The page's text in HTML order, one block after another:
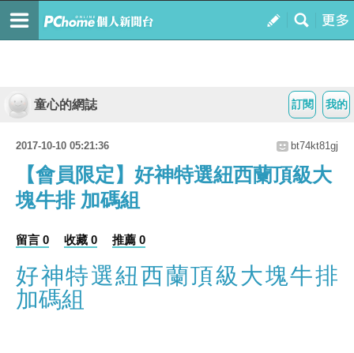
我的
訂閱
童心的網誌
2017-10-10 05:21:36 bt74kt81gj
【會員限定】好神特選紐西蘭頂級大
塊牛排 加碼組
留言 0 收藏 0 推薦 0
好神特選紐西蘭頂級大塊牛排
加碼組